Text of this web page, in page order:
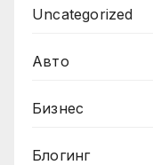
Uncategorized
Авто
Бизнес
Блогинг